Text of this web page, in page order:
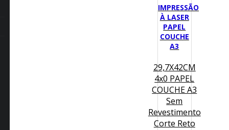
IMPRESSÃO
À LASER
PAPEL
COUCHE
A3
29,7X42CM
4x0 PAPEL
COUCHE A3
Sem
Revestimento
Corte Reto